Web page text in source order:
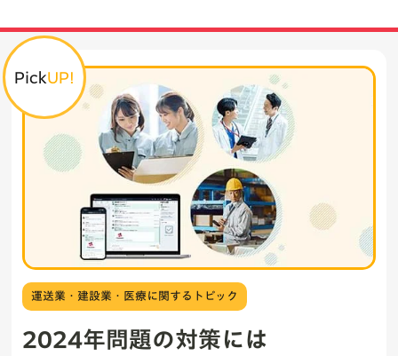
PickUP!
運送業・建設業・医療に関するトピック
2024年問題の対策には